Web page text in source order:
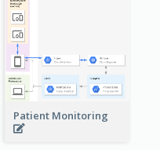
Patient Monitoring